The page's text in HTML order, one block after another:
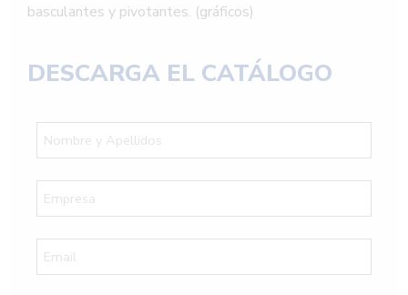
basculantes y pivotantes. (gráficos)
DESCARGA EL CATÁLOGO